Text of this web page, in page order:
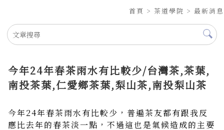
首頁 > 茶道學院 > 最新消息
今年24年春茶雨水有比較少/台灣茶,茶葉,
南投茶葉,仁愛鄉茶葉,梨山茶,南投梨山茶
今年24年春茶雨水有比較少，普遍茶友都有跟我反
應比去年的春茶淡一點，不過這也是氣候造成的主要